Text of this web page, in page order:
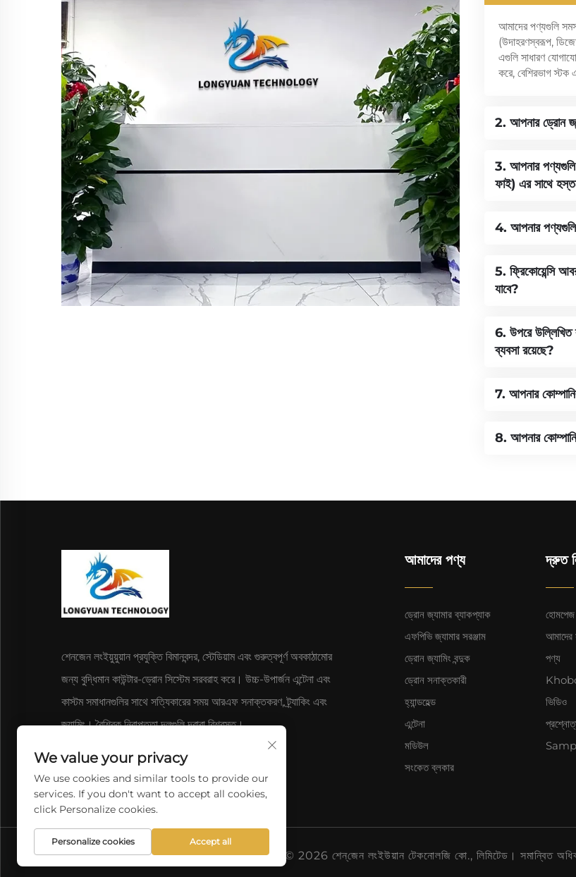
আমাদের পণ্যগুলি
(উদাহরণস্বরূপ,
এগুলি সাধারণ
করে, বেশিরভাগ স্টক
2. আপনার ড্রোন
3. আপনার পণ্যগুলি
ফাই) এর সাথে
4. আপনার পণ্যগুলি
5. ফ্রিকোয়েন্সি
যাবে?
6. উপরে উল্লিখিত
ব্যবসা রয়েছে?
7. আপনার
8. আপনার
শেনজেন লংইয়ুয়ুয়ান প্রযুক্তি বিমানবন্দর, স্টেডিয়াম এবং গুরুত্বপূর্ণ অবকাঠামোর
জন্য বুদ্ধিমান কাউন্টার-ড্রোন সিস্টেম সরবরাহ করে। উচ্চ-উপার্জন এন্টেনা এবং
কাস্টম সমাধানগুলির সাথে সত্যিকারের সময় আরএফ সনাক্তকরণ, ট্র্যাকিং এবং
জ্যামিং। বৈশ্বিক নিরাপত্তা দলগুলি দ্বারা বিশ্বস্ত।
আমাদের পণ্য
ড্রোন জ্যামার ব্যাকপ্যাক
এফপিভি জ্যামার সরঞ্জাম
ড্রোন জ্যামিং বন্দুক
ড্রোন সনাক্তকারী
হ্যান্ডহেল্ড
এন্টেনা
মডিউল
সংকেত ব্লকার
দ্রুত
হোমপেজ
আমাদের
পণ্য
ভিডিও
কপিরাইট © 2026 শেন্‌জেন লংইউয়ান টেকনোলজি কো., লিমিটেড। সমান্বিত
We value your privacy
We use cookies and similar tools to provide our
services. If you don't want to accept all cookies,
click Personalize cookies.
Personalize cookies Accept all